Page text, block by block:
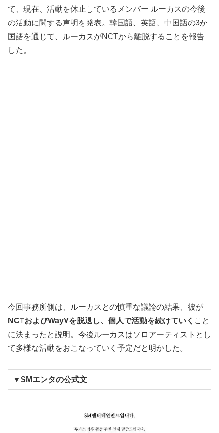
て、現在、活動を休止しているメンバー ルーカスの今後
の活動に関する声明を発表。韓国語、英語、中国語の3か
国語を通じて、ルーカスがNCTから離脱することを報告
した。
今回事務所側は、ルーカスとの慎重な議論の結果、彼が
NCTおよびWayVを脱退し、個人で活動を続けていく こと
に決まったと説明。今後ルーカスはソロアーティストとし
て多様な活動をおこなっていく予定だと明かした。
▼SMエンタの公式文